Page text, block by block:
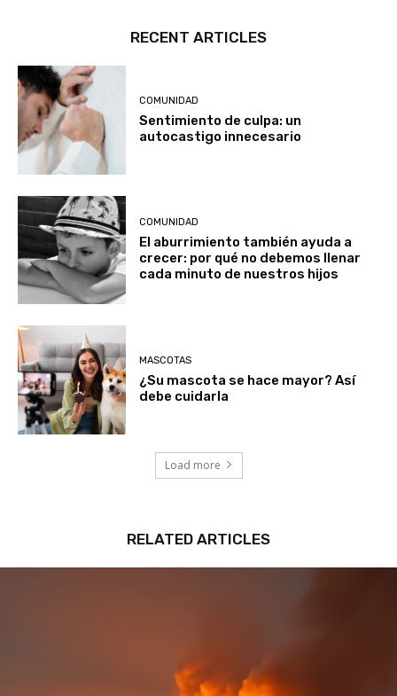
RECENT ARTICLES
COMUNIDAD
Sentimiento de culpa: un
autocastigo innecesario
COMUNIDAD
El aburrimiento también ayuda a
crecer: por qué no debemos llenar
cada minuto de nuestros hijos
MASCOTAS
¿Su mascota se hace mayor? Así
debe cuidarla
Load more
RELATED ARTICLES